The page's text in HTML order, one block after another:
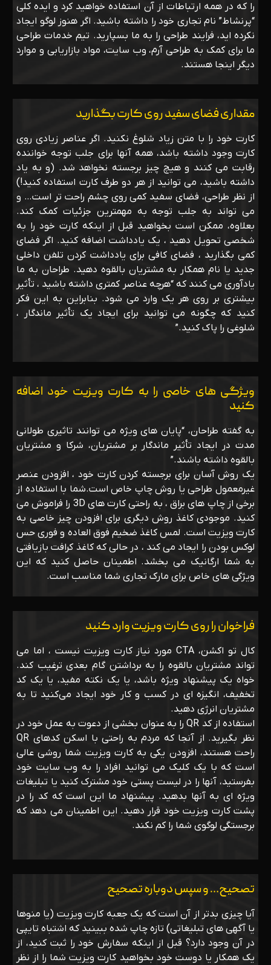
را که در همه ارتباطات از آن استفاده خواهید کرد و ایده کلی
“پرنشاط” نام تجاری خود را داشته باشید. اگر هنوز لوگو ایجاد
نکرده اید‌، فرایند طراحی را به ما بسپارید. تیم خدمات طراحی
ما برای کمک به طراحی آرم، وب سایت، مواد بازاریابی و موارد
دیگر اینجا هستند.
مقداری فضای سفید روی کارت بگذارید
کارت خود را با متن زیاد شلوغ نکنید. اگر عناصر زیادی روی
کارت وجود داشته باشد، همه آنها برای جلب توجه خواننده
رقابت می کنند و هیچ چیز برجسته نخواهد شد. (و به یاد
داشته باشید، می توانید از هر دو طرف کارت استفاده کنید!)
از نظر طراحی، فضای سفید کمی روی چشم راحت تر است… و
می تواند به جلب توجه به مهمترین جزئیات کمک کند.
بعلاوه، ممکن است بخواهید قبل از اینکه کارت خود را به
شخصی تحویل دهید ، یک یادداشت اضافه کنید. اگر فضای
کمی بگذارید ، فضای کافی برای یادداشت کردن تلفن داخلی
جدید یا نام همکار به مشتریان بالقوه دهید. طراحان به ما
یادآوری می کنند که “هرچه عناصر کمتری داشته باشید ، تأثیر
بیشتری بر روی هر یک وارد می شود. بنابراین به این فکر
کنید که چگونه می توانید برای ایجاد یک تأثیر ماندگار ،
شلوغی را پاک کنید.”
ویژگی های خاصی را به کارت ویزیت خود اضافه
کنید
به گفته طراحان، “پایان های ویژه می توانند تاثیری طولانی
مدت در ایجاد تأثیر ماندگار بر مشتریان، شرکا و مشتریان
بالقوه داشته باشند.”
یک روش آسان برای برجسته کردن کارت خود ، افزودن عنصر
غیرمعمول طراحی یا روش چاپ خاص است.شما با استفاده از
برخی از چاپ های براق ، به راحتی کارت های 3D را فراموش می
کنید. موجودی کاغذ روش دیگری برای افزودن چیز خاصی به
کارت ویزیت است. لمس کاغذ ضخیم فوق العاده و فوری حس
لوکس بودن را ایجاد می کند ، در حالی که کاغذ کرافت بازیافتی
به شما ارگانیک می بخشد. اطمینان حاصل کنید که این
ویژگی های خاص برای مارک تجاری شما مناسب است.
فراخوان را روی کارت ویزیت وارد کنید
کال تو اکشن، CTA مورد نیاز کارت ویزیت نیست ، اما می
تواند مشتریان بالقوه را به برداشتن گام بعدی ترغیب کند.
خواه یک پیشنهاد ویژه باشد، یا یک نکته مفید، یا یک کد
تخفیف، انگیزه ای در کسب و کار خود ایجاد می‌کنید تا به
مشتریان انرژی دهید.
استفاده از کد QR را به عنوان بخشی از دعوت به عمل خود در
نظر بگیرید. از آنجا که مردم به راحتی با اسکن کدهای QR
راحت هستند، افزودن یکی به کارت ویزیت شما روشی عالی
است که با یک کلیک می توانید افراد را به وب سایت خود
بفرستید، آنها را در لیست پستی خود مشترک کنید یا تبلیغات
ویژه ای به آنها بدهید. پیشنهاد ما این است که کد را در
پشت کارت ویزیت خود قرار دهید. این اطمینان می دهد که
برجستگی لوگوی شما را کم نکند.
تصحیح… و سپس دوباره تصحیح
آیا چیزی بدتر از آن است که یک جعبه کارت ویزیت (یا منوها
یا آگهی های تبلیغاتی) تازه چاپ شده ببینید که اشتباه تایپی
در آن وجود دارد؟ قبل از اینکه سفارش خود را ثبت کنید، از
یک همکار یا دوست خود بخواهید کارت ویزیت شما را از نظر